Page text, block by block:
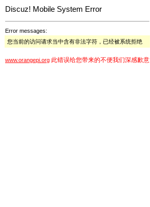
Discuz! Mobile System Error
Error messages:
您当前的访问请求当中含有非法字符，已经被系统拒绝
www.orangepi.org 此错误给您带来的不便我们深感歉意